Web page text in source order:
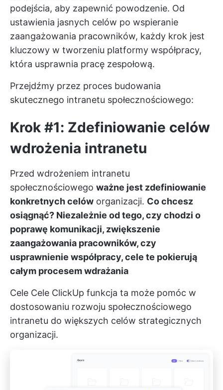
podejścia, aby zapewnić powodzenie. Od
ustawienia jasnych celów po wspieranie
zaangażowania pracowników, każdy krok jest
kluczowy w tworzeniu platformy współpracy,
która usprawnia pracę zespołową.
Przejdźmy przez proces budowania
skutecznego intranetu społecznościowego:
Krok #1: Zdefiniowanie celów
wdrożenia intranetu
Przed wdrożeniem intranetu
społecznościowego ważne jest zdefiniowanie
konkretnych celów organizacji. Co chcesz
osiągnąć? Niezależnie od tego, czy chodzi o
poprawę komunikacji, zwiększenie
zaangażowania pracowników, czy
usprawnienie współpracy, cele te pokierują
całym procesem wdrażania
Cele Cele ClickUp funkcja ta może pomóc w
dostosowaniu rozwoju społecznościowego
intranetu do większych celów strategicznych
organizacji.